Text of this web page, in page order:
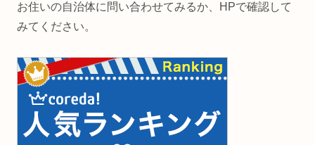
お住いの自治体に問い合わせてみるか、HPで確認して
みてください。